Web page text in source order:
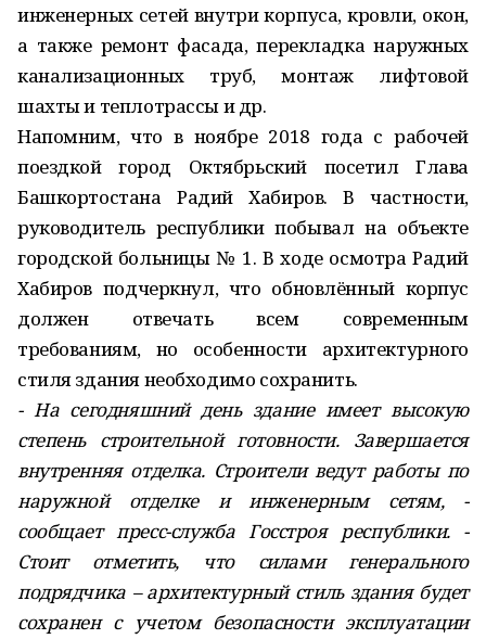
инженерных сетей внутри корпуса, кровли, окон,
а также ремонт фасада, перекладка наружных
канализационных труб, монтаж лифтовой
шахты и теплотрассы и др.
Напомним, что в ноябре 2018 года с рабочей
поездкой город Октябрьский посетил Глава
Башкортостана Радий Хабиров. В частности,
руководитель республики побывал на объекте
городской больницы № 1. В ходе осмотра Радий
Хабиров подчеркнул, что обновлённый корпус
должен отвечать всем современным
требованиям, но особенности архитектурного
стиля здания необходимо сохранить.
- На сегодняшний день здание имеет высокую
степень строительной готовности. Завершается
внутренняя отделка. Строители ведут работы по
наружной отделке и инженерным сетям, -
сообщает пресс-служба Госстроя республики. -
Стоит отметить, что силами генерального
подрядчика – архитектурный стиль здания будет
сохранен с учетом безопасности эксплуатации